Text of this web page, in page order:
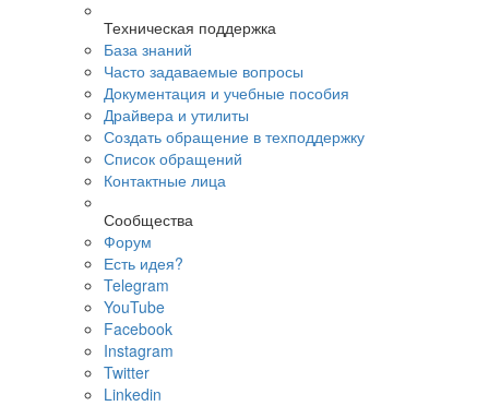
Техническая поддержка
База знаний
Часто задаваемые вопросы
Документация и учебные пособия
Драйвера и утилиты
Создать обращение в техподдержку
Список обращений
Контактные лица
Сообщества
Форум
Есть идея?
Telegram
YouTube
Facebook
Instagram
Twitter
Linkedin